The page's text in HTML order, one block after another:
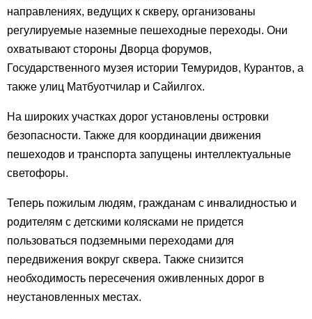
направлениях, ведущих к скверу, организованы
регулируемые наземные пешеходные переходы. Они
охватывают стороны Дворца форумов,
Государственного музея истории Темуридов, Курантов, а
также улиц Матбуотчилар и Сайилгох.
На широких участках дорог установлены островки
безопасности. Также для координации движения
пешеходов и транспорта запущены интеллектуальные
светофоры.
Теперь пожилым людям, гражданам с инвалидностью и
родителям с детскими колясками не придется
пользоваться подземными переходами для
передвижения вокруг сквера. Также снизится
необходимость пересечения оживленных дорог в
неустановленных местах.